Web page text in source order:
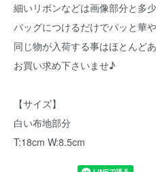
細いリボンなどは画像部分と多
バッグにつけるだけでパッと華
同じ物が入荷する事はほとんど
お買い求め下さいませ♪
【サイズ】
白い布地部分
T:18cm W:8.5cm